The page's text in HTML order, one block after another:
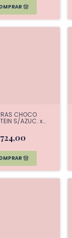
CHOCO
S/AZUC. x